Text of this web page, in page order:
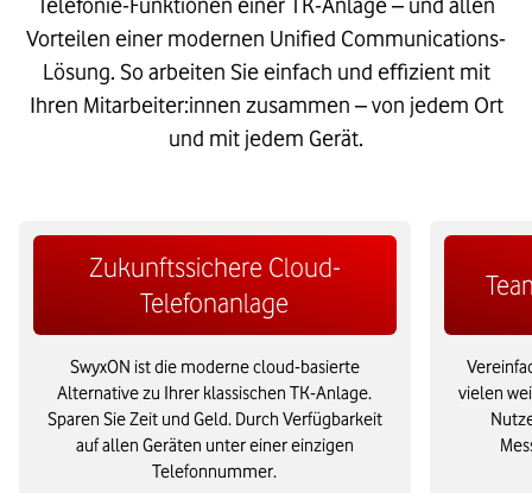
Vorteilen einer modernen Unified Communications-
Lösung. So arbeiten Sie einfach und effizient mit
Ihren Mitarbeiter:innen zusammen – von jedem Ort
und mit jedem Gerät.
Zukunftssichere Cloud-
Telefonanlage
SwyxON ist die moderne cloud-basierte
Alternative zu Ihrer klassischen TK-Anlage.
Sparen Sie Zeit und Geld. Durch Verfügbarkeit
auf allen Geräten unter einer einzigen
Telefonnummer.
vielen